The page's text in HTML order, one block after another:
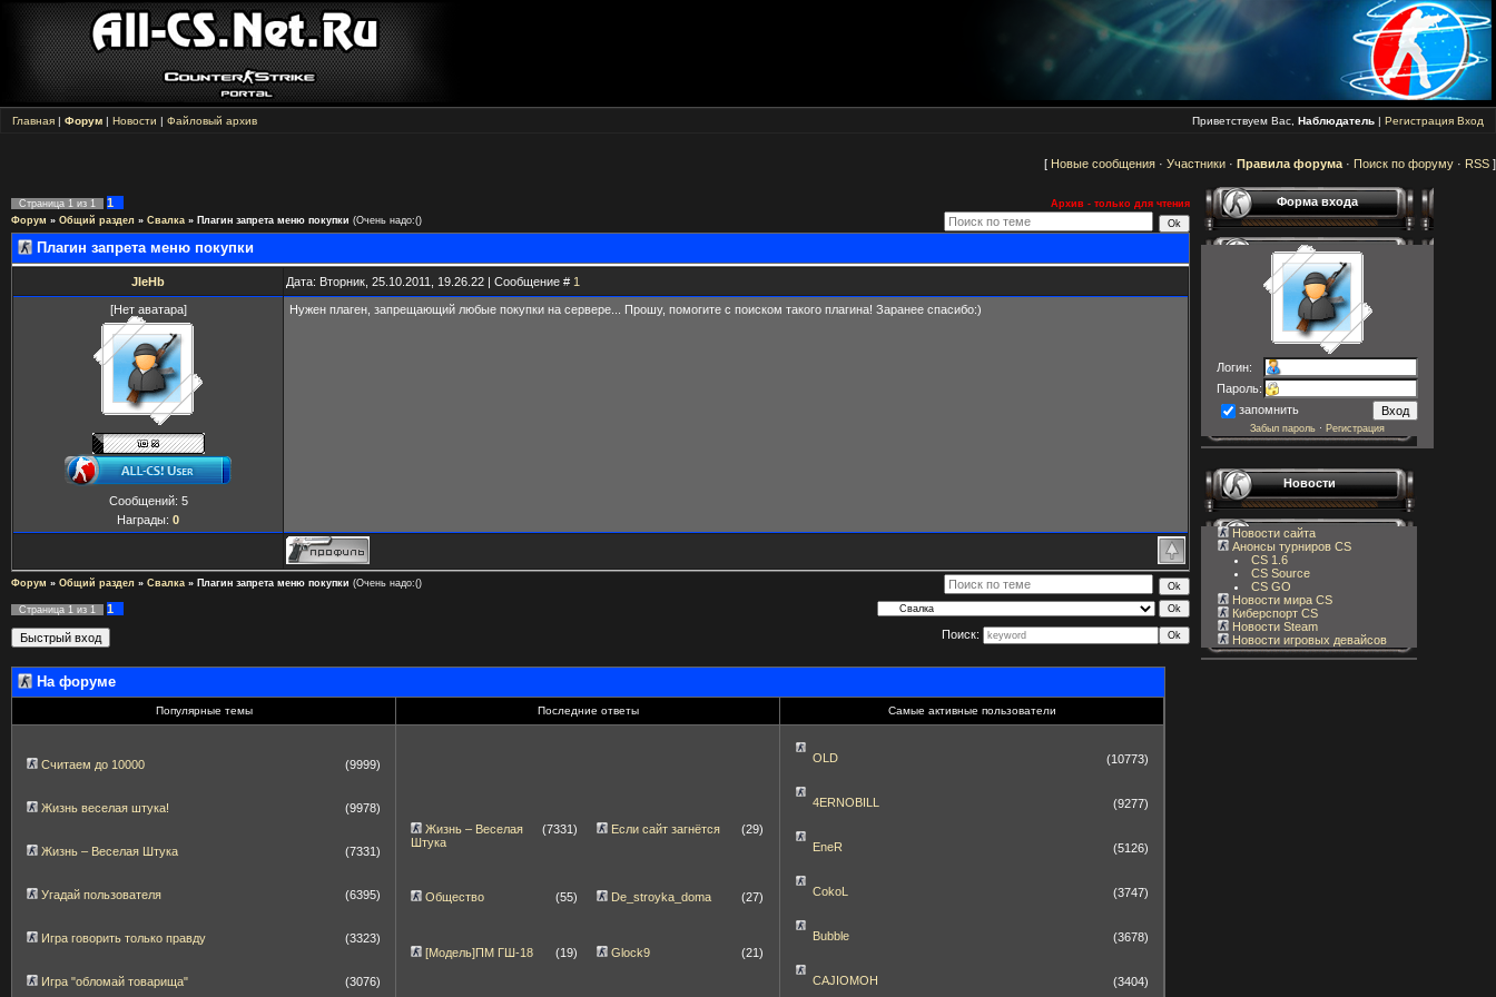
Главная | Форум | Новости | Файловый архив Приветствуем Вас, Наблюдатель | Регистрация Вход
[ Новые сообщения · Участники · Правила форума · Поиск по форуму · RSS ]
Страница 1 из 1 1
Архив - только для чтения
Форум » Общий раздел » Свалка » Плагин запрета меню покупки (Очень надо:()
Плагин запрета меню покупки
JIeHb Дата: Вторник, 25.10.2011, 19.26.22 | Сообщение # 1
[Нет аватара]
Сообщений: 5
Награды: 0
Нужен плаген, запрещающий любые покупки на сервере... Прошу, помогите с поиском такого плагина! Заранее спасибо:)
Форум » Общий раздел » Свалка » Плагин запрета меню покупки (Очень надо:()
Страница 1 из 1
1
Поиск:
На форуме
Популярные темы Последние ответы Самые активные пользователи
Считаем до 10000 (9999)
Жизнь веселая штука! (9978)
Жизнь – Веселая Штука (7331)
Угадай пользователя (6395)
Игра говорить только правду (3323)
Игра "обломай товарища" (3076)
Жизнь – Веселая
Штука
(7331) Если сайт загнётся (29)
Общество (55) De_stroyka_doma (27)
[Модель]ПМ ГШ-18 (19) Glock9 (21)
OLD (10773)
4ERNOBILL (9277)
EneR (5126)
CokoL (3747)
Bubble (3678)
CAJIOMOH (3404)
Форма входа
Логин:
Пароль:
запомнить
Забыл пароль · Регистрация
Новости
Новости сайта
Анонсы турниров CS
CS 1.6
CS Source
CS GO
Новости мира CS
Киберспорт CS
Новости Steam
Новости игровых девайсов